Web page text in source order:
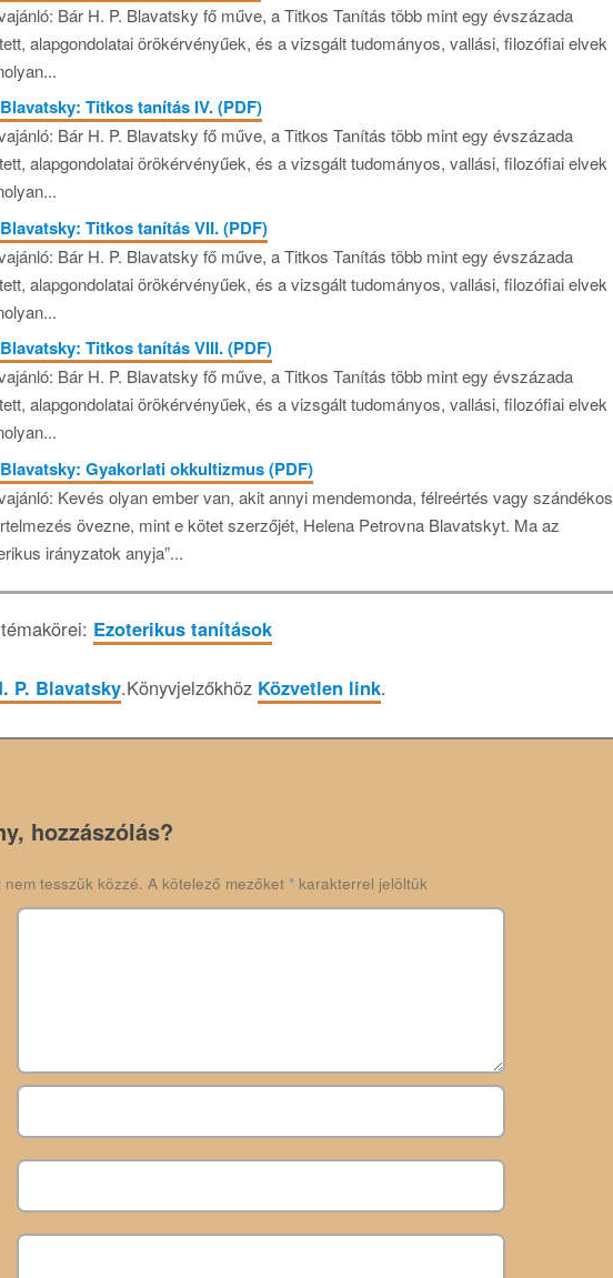
Bár H. P. Blavatsky fő műve, a Titkos Tanítás több mint egy évszázada
alapgondolatai örökérvényűek, és a vizsgált tudományos, vallási, filozófiai elvek
Titkos tanítás IV. (PDF)
Bár H. P. Blavatsky fő műve, a Titkos Tanítás több mint egy évszázada
alapgondolatai örökérvényűek, és a vizsgált tudományos, vallási, filozófiai elvek
Titkos tanítás VII. (PDF)
Bár H. P. Blavatsky fő műve, a Titkos Tanítás több mint egy évszázada
alapgondolatai örökérvényűek, és a vizsgált tudományos, vallási, filozófiai elvek
Titkos tanítás VIII. (PDF)
Bár H. P. Blavatsky fő műve, a Titkos Tanítás több mint egy évszázada
alapgondolatai örökérvényűek, és a vizsgált tudományos, vallási, filozófiai elvek
Gyakorlati okkultizmus (PDF)
Kevés olyan ember van, akit annyi mendemonda, félreértés vagy szándékos
övezne, mint e kötet szerzőjét, Helena Petrovna Blavatskyt. Ma az
irányzatok anyja”...
Ezoterikus tanítások
P. Blavatsky.Könyvjelzőkhöz Közvetlen link.
hozzászólás?
tesszük közzé. A kötelező mezőket *karakterrel jelöltük